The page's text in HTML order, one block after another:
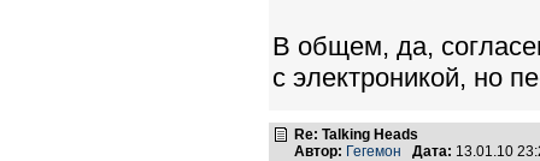
В общем, да,
с электроникой, но
Re: Talking Heads
Автор: Гегемон Дата: 13.01.10